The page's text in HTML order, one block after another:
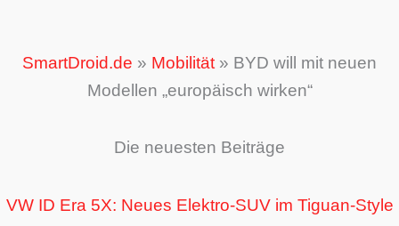
SmartDroid.de » Mobilität» BYD will mit neuen
Modellen „europäisch wirken“
Die neuesten Beiträge
VW ID Era 5X: Neues Elektro-SUV im Tiguan-Style